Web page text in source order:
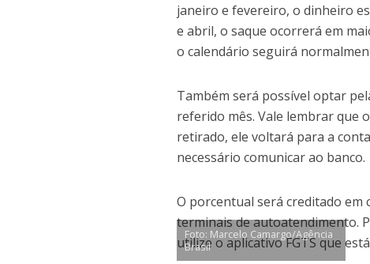
janeiro e fevereiro, o dinheiro
e abril, o saque ocorrerá em
o calendário seguirá
Também será possível optar
referido mês. Vale lembrar que
retirado, ele voltará para a
necessário comunicar ao banco.
O porcentual será creditado em
terminais de autoatendimento.
utilize o aplicativo FGTS que
Foto: Marcelo Camargo/Agência
Brasil